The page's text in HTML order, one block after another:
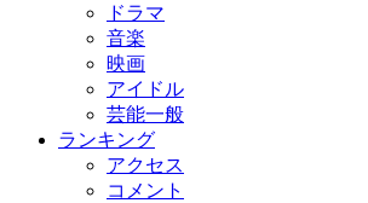
ドラマ
音楽
映画
アイドル
芸能一般
ランキング
アクセス
コメント